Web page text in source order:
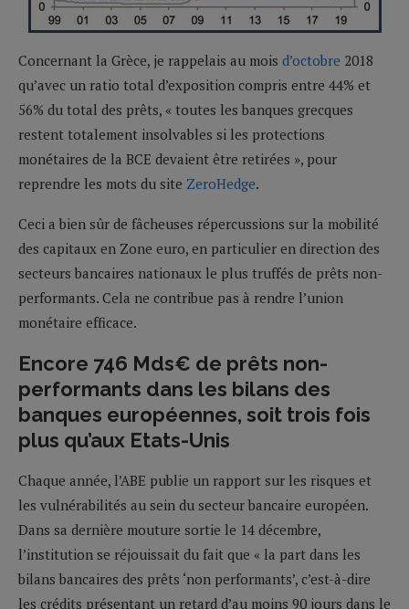
Concernant la Grèce, je rappelais au mois d’octobre 2018
qu’avec un ratio total d’exposition compris entre 44% et
56% du total des prêts, « toutes les banques grecques
restent totalement insolvables si les protections
monétaires de la BCE devaient être retirées », pour
reprendre les mots du site ZeroHedge.
Ceci a bien sûr de fâcheuses répercussions sur la mobilité
des capitaux en Zone euro, en particulier en direction des
secteurs bancaires nationaux le plus truffés de prêts non-
performants. Cela ne contribue pas à rendre l’union
monétaire efficace.
Encore 746 Mds€ de prêts non-
performants dans les bilans des
banques européennes, soit trois fois
plus qu’aux Etats-Unis
Chaque année, l’ABE publie un rapport sur les risques et
les vulnérabilités au sein du secteur bancaire européen.
Dans sa dernière mouture sortie le 14 décembre,
l’institution se réjouissait du fait que « la part dans les
bilans bancaires des prêts ‘non performants’, c’est-à-dire
les crédits présentant un retard d’au moins 90 jours dans le